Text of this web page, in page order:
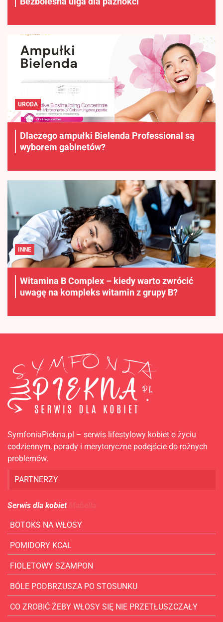
URODA
Dlaczego ampułki Bielenda Professional są
wyborem gabinetów?
INNE
Witamina B Complex – kiedy warto zwrócić
uwagę na kompleks witamin z grupy B?
SymfoniaPiekna.pl – serwis lifestylowy kobiet o życiu
codziennym, porady i merytoryczne podejście do rożnych
problemów.
PARTNERZY
Serwis dla kobiet
BOTOKS NA WŁOSY
POMIDORY KCAL
FIOLETOWY SZAMPON
BÓLE PODBRZUSZA PO STOSUNKU
CO ZROBIĆ ŻEBY WŁOSY SIĘ NIE PRZETŁUSZCZAŁY